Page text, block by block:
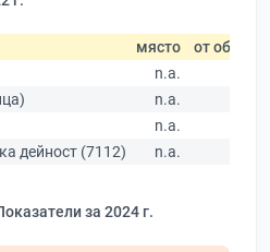
място от общо
n.a.
n.a.
n.a.
дейност (7112)
n.a.
за 2024 г.